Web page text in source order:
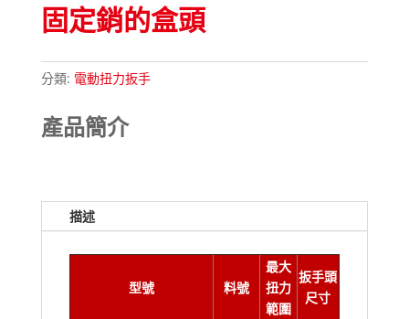
固定銷的盒頭
分類: 電動扭力扳手
產品簡介
描述
型號 料號
最大
扭力
範圍
扳手頭
尺寸